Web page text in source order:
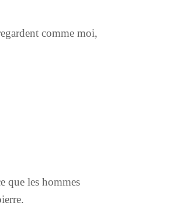
comme moi,
que les hommes